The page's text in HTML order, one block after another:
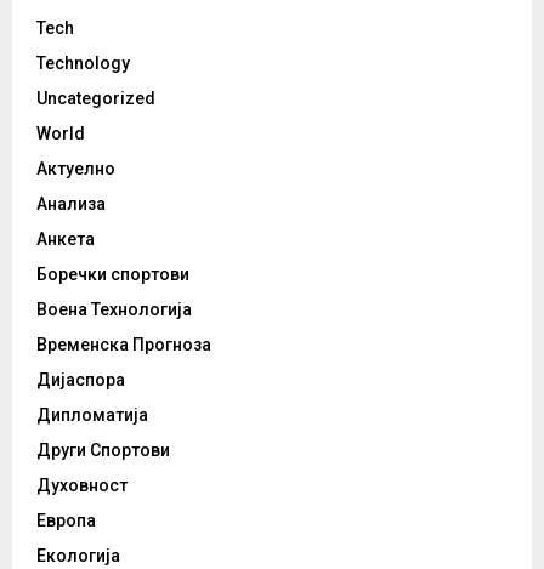
Tech
Technology
Uncategorized
World
Актуелно
Анализа
Анкета
Боречки спортови
Воена Технологија
Временска Прогноза
Дијаспора
Дипломатија
Други Спортови
Духовност
Европа
Екологија